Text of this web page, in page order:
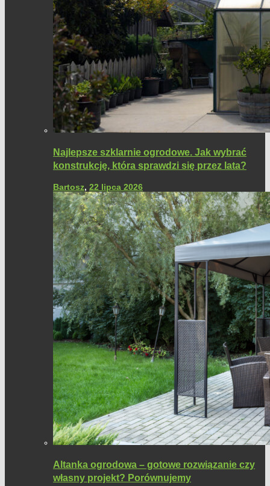
Najlepsze szklarnie ogrodowe. Jak wybrać
konstrukcję, która sprawdzi się przez lata?
Bartosz, 22 lipca 2026
Altanka ogrodowa – gotowe rozwiązanie czy
własny projekt? Porównujemy